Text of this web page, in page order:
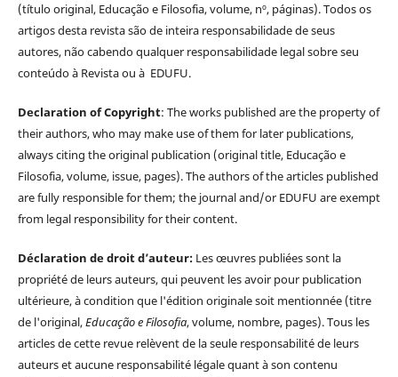
(título original, Educação e Filosofia, volume, nº, páginas). Todos os
artigos desta revista são de inteira responsabilidade de seus
autores, não cabendo qualquer responsabilidade legal sobre seu
conteúdo à Revista ou à EDUFU.
Declaration of Copyright: The works published are the property of
their authors, who may make use of them for later publications,
always citing the original publication (original title, Educação e
Filosofia, volume, issue, pages). The authors of the articles published
are fully responsible for them; the journal and/or EDUFU are exempt
from legal responsibility for their content.
Déclaration de droit d’auteur: Les œuvres publiées sont la
propriété de leurs auteurs, qui peuvent les avoir pour publication
ultérieure, à condition que l'édition originale soit mentionnée (titre
de l'original,Educação e Filosofia, volume, nombre, pages). Tous les
articles de cette revue relèvent de la seule responsabilité de leurs
auteurs et aucune responsabilité légale quant à son contenu